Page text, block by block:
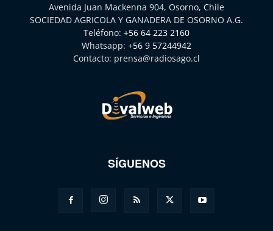
Avenida Juan Mackenna 904, Osorno, Chile
SOCIEDAD AGRICOLA Y GANADERA DE OSORNO A.G.
Teléfono: +56 64 223 2160
Whatsapp: +56 9 57244942
Contacto: prensa@radiosago.cl
SÍGUENOS